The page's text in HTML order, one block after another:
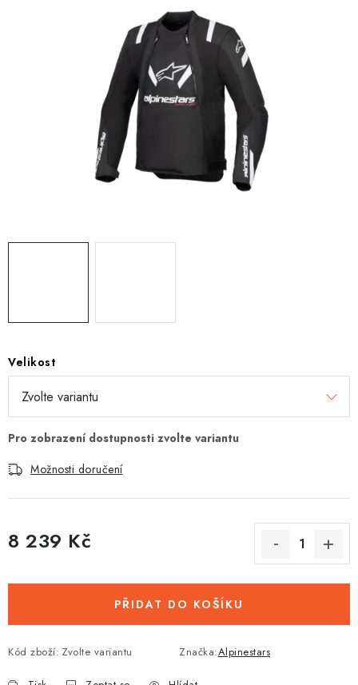
NÁPLNĚ A KAPALINY
NÁHRADNÍ DÍLY
MONTÁŽNÍ SLUŽBY
Velikost
Možnosti doručení
8 239 Kč
PŘIDAT DO KOŠÍKU
Kód zboží: Zvolte variantu Značka:Alpinestars